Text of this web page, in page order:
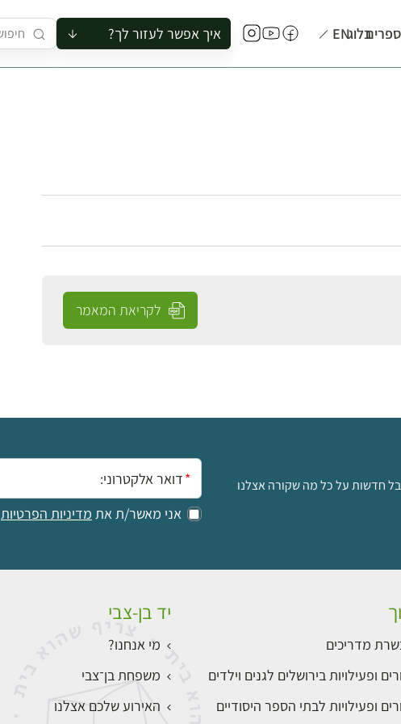
בלוגEN איך אפשר לעזור לך?
להזמין סיור לקבוצה
לקריאת המאמר
חדשות על כל מה שקורה אצלנו
אימייל:
אני מאשר/ת את מדיניות הפרטיות
מדריכים
ופעילויות בירושלים לגנים וילדים
ופעילויות לבתי הספר היסודיים
יד בן-צבי
מי אנחנו?
משפחת בן־צבי
האירוע שלכם אצלנו